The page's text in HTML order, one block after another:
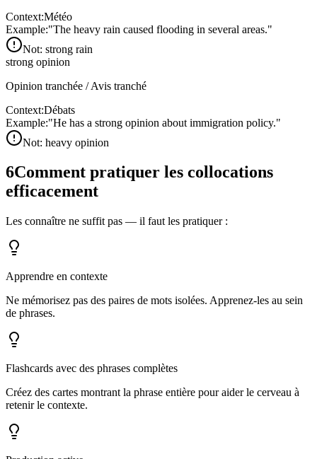
Context:Météo
Example:"The heavy rain caused flooding in several areas."
Not: strong rain
strong opinion
Opinion tranchée / Avis tranché
Context:Débats
Example:"He has a strong opinion about immigration policy."
Not: heavy opinion
6Comment pratiquer les collocations
efficacement
Les connaître ne suffit pas — il faut les pratiquer :
Apprendre en contexte
Ne mémorisez pas des paires de mots isolées. Apprenez-les au sein
de phrases.
Flashcards avec des phrases complètes
Créez des cartes montrant la phrase entière pour aider le cerveau à
retenir le contexte.